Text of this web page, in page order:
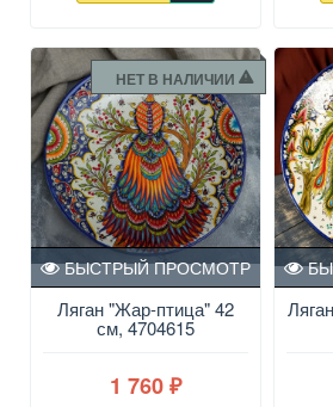
НЕТ В НАЛИЧИИ
Ляган "Жар-птица" 42
см, 4704615
БЫСТРЫЙ ПРОСМОТР
1 760 ₽